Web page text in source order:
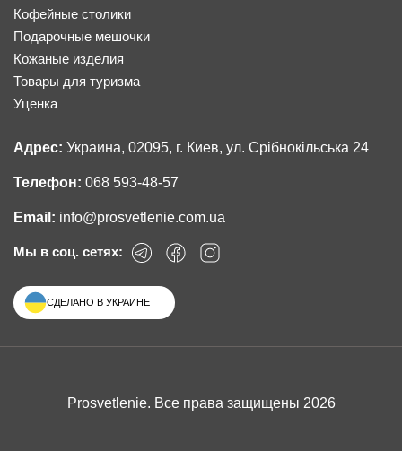
Кофейные столики
Подарочные мешочки
Кожаные изделия
Товары для туризма
Уценка
Адрес: Украина, 02095, г. Киев, ул. Срібнокільська 24
Телефон: 068 593-48-57
Email: info@prosvetlenie.com.ua
Мы в соц. сетях:
СДЕЛАНО В УКРАИНЕ
Prosvetlenie. Все права защищены 2026